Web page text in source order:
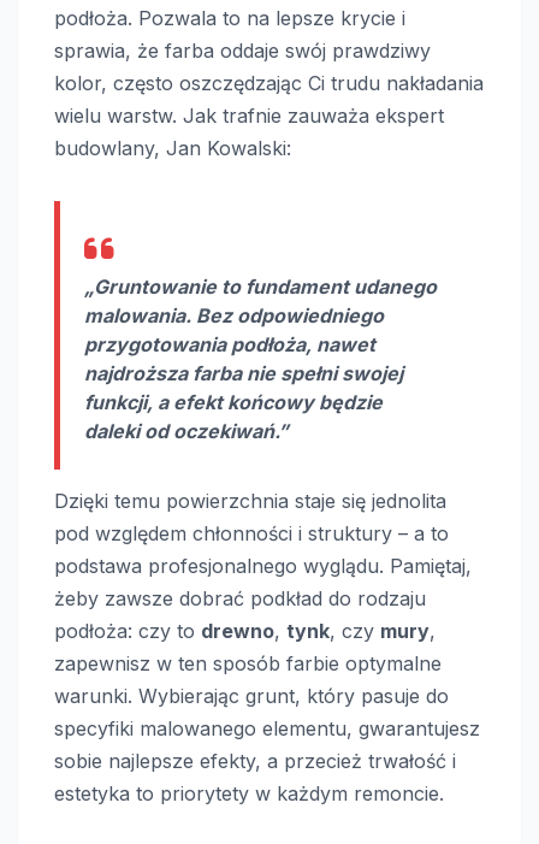
podłoża. Pozwala to na lepsze krycie i
sprawia, że farba oddaje swój prawdziwy
kolor, często oszczędzając Ci trudu nakładania
wielu warstw. Jak trafnie zauważa ekspert
budowlany, Jan Kowalski:
„Gruntowanie to fundament udanego
malowania. Bez odpowiedniego
przygotowania podłoża, nawet
najdroższa farba nie spełni swojej
funkcji, a efekt końcowy będzie
daleki od oczekiwań.”
Dzięki temu powierzchnia staje się jednolita
pod względem chłonności i struktury – a to
podstawa profesjonalnego wyglądu. Pamiętaj,
żeby zawsze dobrać podkład do rodzaju
podłoża: czy to drewno, tynk, czy mury,
zapewnisz w ten sposób farbie optymalne
warunki. Wybierając grunt, który pasuje do
specyfiki malowanego elementu, gwarantujesz
sobie najlepsze efekty, a przecież trwałość i
estetyka to priorytety w każdym remoncie.